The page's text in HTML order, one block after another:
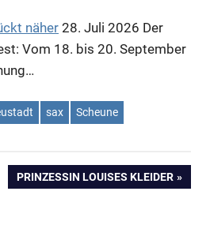
näher 28. Juli 2026 Der
Vom 18. bis 20. September
sax Scheune
NÄCHSTER
PRINZESSIN LOUISES KLEIDER